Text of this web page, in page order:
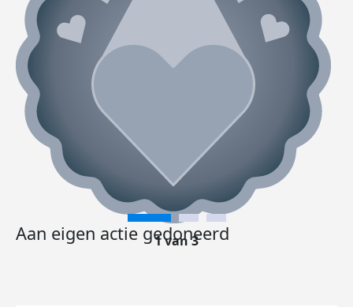
Aan eigen actie gedoneerd
1 van 3